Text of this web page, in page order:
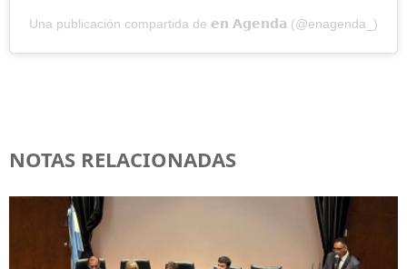
Una publicación compartida de 𝗲𝗻 𝗔𝗴𝗲𝗻𝗱𝗮 (@enagenda_)
NOTAS RELACIONADAS